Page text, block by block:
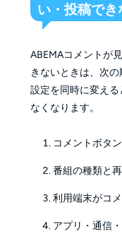
い・投稿で
ABEMAコメントが
きないときは、次
設定を同時に変え
なくなります。
コメントボタ
番組の種類と
利用端末がコ
アプリ・通信